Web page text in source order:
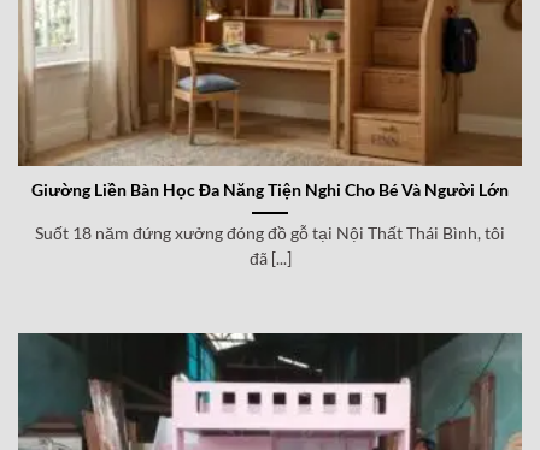
Giường Liền Bàn Học Đa Năng Tiện Nghi Cho Bé Và Người Lớn
Suốt 18 năm đứng xưởng đóng đồ gỗ tại Nội Thất Thái Bình, tôi
đã [...]